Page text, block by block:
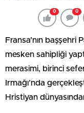
0 0
Fransa’nın başşehri
mesken sahipliği
merasimi, birinci
Irmağı’nda
Hristiyan